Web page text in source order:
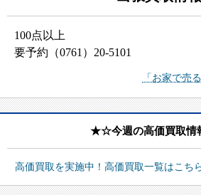
100点以上
要予約（0761 ） 20-5101
「お家で売
★☆今週の高価買取
高価買取を実施中！高価買取一覧はこち